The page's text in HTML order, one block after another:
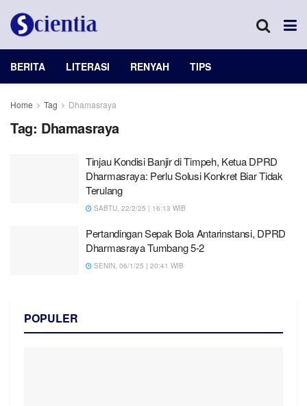
BERITA LITERASI RENYAH TIPS
Home Tag Dhamasraya
Tag: Dhamasraya
Tinjau Kondisi Banjir di Timpeh, Ketua DPRD
Dharmasraya: Perlu Solusi Konkret Biar Tidak
Terulang
SABTU, 22/2/25 | 16:13 WIB
Pertandingan Sepak Bola Antarinstansi, DPRD
Dharmasraya Tumbang 5-2
SENIN, 06/1/25 | 20:41 WIB
POPULER